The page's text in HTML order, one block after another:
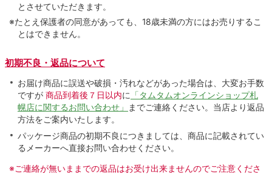
とさせていただきます。
※たとえ保護者の同意があっても、18歳未満の方にはお売りするこ
とはできません。
初期不良・返品について
お届け商品に誤送や破損・汚れなどがあった場合は、大変お手数
ですが 商品到着後７日以内に 「タムタムオンラインショップ札
幌店に関するお問い合わせ」
までご連絡ください。当店より返品
方法をご案内いたします。
パッケージ商品の初期不良につきましては、商品に記載されてい
るメーカーへ直接お問い合わせください。
※ご連絡が無いままでの返品はお受け出来ませんのでご注意くださ